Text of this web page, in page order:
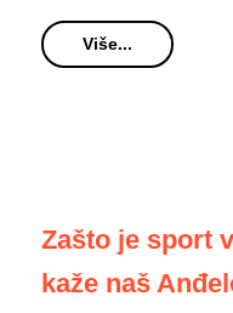
Više...
Zašto je sport
kaže naš